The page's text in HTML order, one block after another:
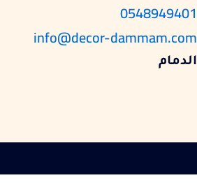
0548949401
info@decor-dammam.com
الدمام